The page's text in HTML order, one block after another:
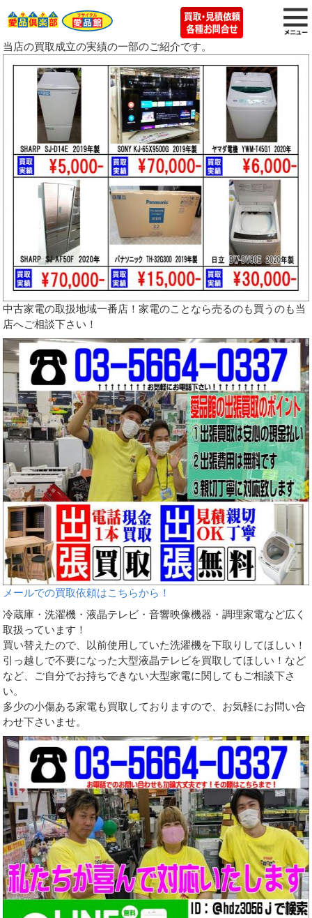
当店の買取成立の実績の一部のご紹介です。
中古家電の取扱地域一番店！家電のことなら売るのも買うのも当
店へご相談下さい！
メールでの買取依頼はこちらから！
冷蔵庫・洗濯機・液晶テレビ・音響映像機器・調理家電など広く
取扱っています！
買い替えたので、以前使用していた洗濯機を下取りしてほしい！
引っ越しで不要になった大型液晶テレビを買取してほしい！など
など、ご自分でお持ちできない大型家電に関してもご相談下さ
い。
多少の小傷ある家電も買取しておりますので、お気軽にお問い合
わせ下さいませ。